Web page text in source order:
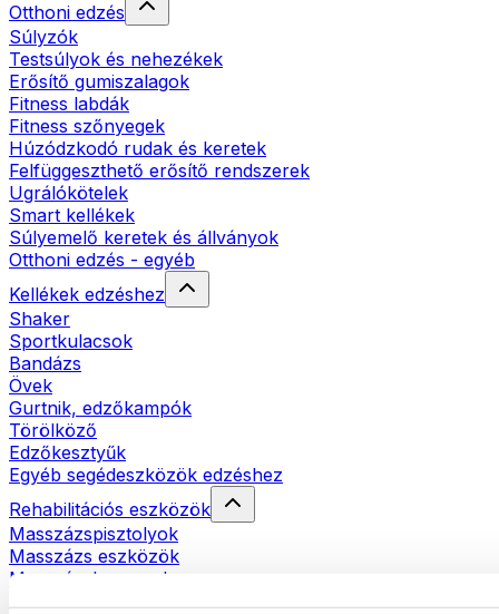
Otthoni edzés
Súlyzók
Testsúlyok és nehezékek
Erősítő gumiszalagok
Fitness labdák
Fitness szőnyegek
Húzódzkodó rudak és keretek
Felfüggeszthető erősítő rendszerek
Ugrálókötelek
Smart kellékek
Súlyemelő keretek és állványok
Otthoni edzés - egyéb
Kellékek edzéshez
Shaker
Sportkulacsok
Bandázs
Övek
Gurtnik, edzőkampók
Törölköző
Edzőkesztyűk
Egyéb segédeszközök edzéshez
Rehabilitációs eszközök
Masszázspisztolyok
Masszázs eszközök
Masszázshengerek